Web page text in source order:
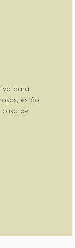
para
estão
casa de